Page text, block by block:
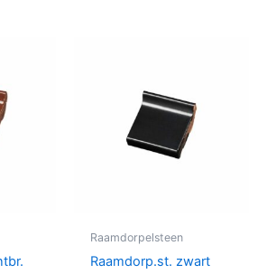
Raamdorpelsteen
Raamdorp.st. zwart